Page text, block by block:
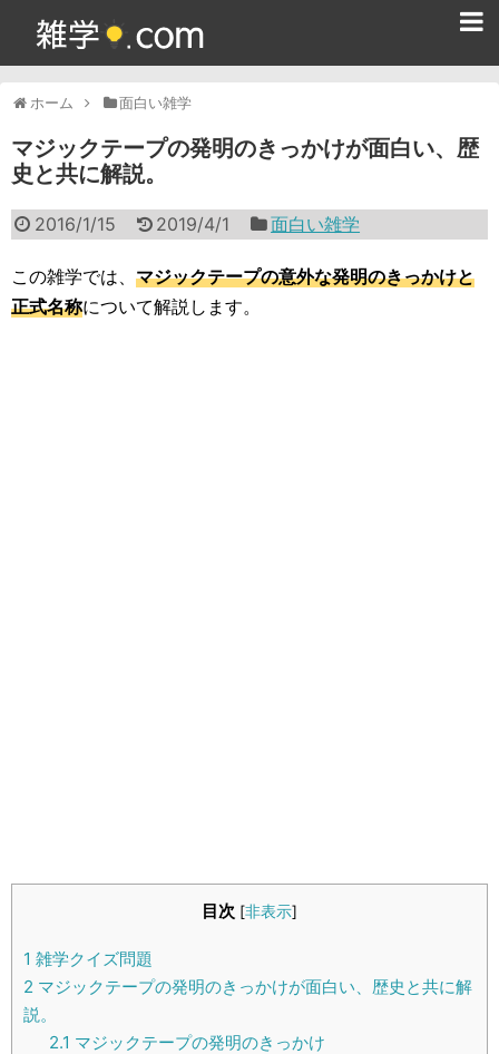
ホーム 面白い雑学
マジックテープの発明のきっかけが面白い、歴
史と共に解説。
2016/1/15 2019/4/1 面白い雑学
この雑学では、 マジックテープの意外な発明のきっかけと
正式名称について解説します。
目次 [非表示]
1 雑学クイズ問題
2 マジックテープの発明のきっかけが面白い、歴史と共に解
説。
2.1 マジックテープの発明のきっかけ
365日雑学カレンダー
面白い雑学
ためになる雑学
スポーツ雑学